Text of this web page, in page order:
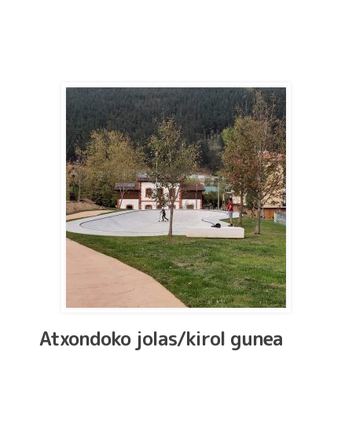
Atxondoko jolas/kirol gunea